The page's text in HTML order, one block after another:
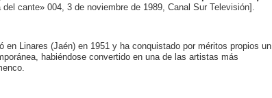
cante» 004, 3 de noviembre de 1989, Canal Sur Televisión].
en Linares (Jaén) en 1951 y ha conquistado por méritos propios un
habiéndose convertido en una de las artistas más